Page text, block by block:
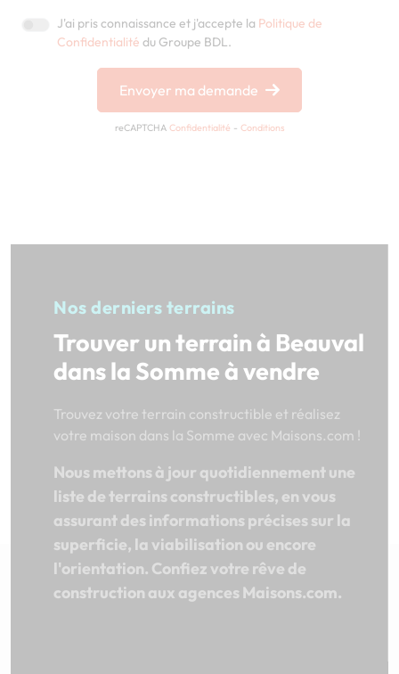
J'ai pris connaissance et j'accepte la Politique de
Confidentialité du Groupe BDL.
Envoyer ma demande
reCAPTCHA Confidentialité - Conditions
Nos derniers terrains
Trouver un terrain à Beauval
dans la Somme à vendre
Trouvez votre terrain constructible et réalisez
votre maison dans la Somme avec Maisons.com !
Nous mettons à jour quotidiennement une
liste de terrains constructibles, en vous
assurant des informations précises sur la
superficie, la viabilisation ou encore
l'orientation. Confiez votre rêve de
construction aux agences Maisons.com.